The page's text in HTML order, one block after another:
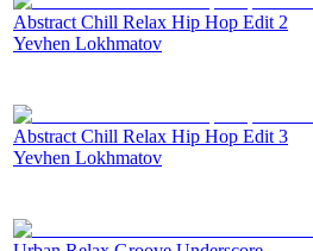
Abstract Chill Relax Hip Hop Edit 2
Yevhen Lokhmatov
Abstract Chill Relax Hip Hop Edit 3
Yevhen Lokhmatov